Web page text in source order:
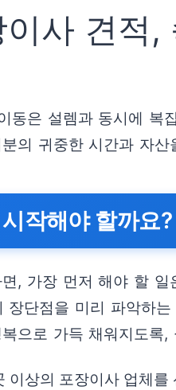
사 견적
동은 설렘과 동시에
의 귀중한 시간과 자
작해야 할까요?
, 가장 먼저 해야 할
단점을 미리 파악하
으로 가득 채워지도록
이상의 포장이사 업체를